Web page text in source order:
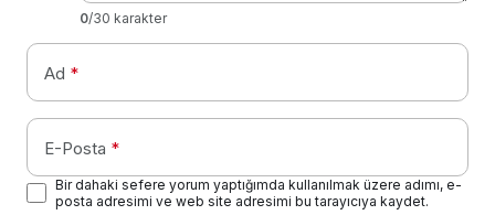
0/30 karakter
Ad *
E-Posta *
Bir dahaki sefere yorum yaptığımda kullanılmak üzere adımı, e-
posta adresimi ve web site adresimi bu tarayıcıya kaydet.